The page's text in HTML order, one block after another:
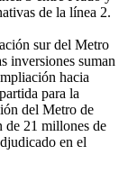
de la línea 2.
sur del Metro
inversiones suman
hacia
para la
del Metro de
de 21 millones de
en el